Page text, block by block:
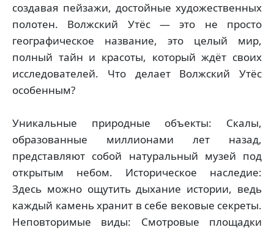
создавая пейзажи, достойные художественных
полотен. Волжский Утёс — это не просто
географическое название, это целый мир,
полный тайн и красоты, который ждёт своих
исследователей. Что делает Волжский Утёс
особенным?
Уникальные природные объекты: Скалы,
образованные миллионами лет назад,
представляют собой натуральный музей под
открытым небом. Историческое наследие:
Здесь можно ощутить дыхание истории, ведь
каждый камень хранит в себе вековые секреты.
Неповторимые виды: Смотровые площадки